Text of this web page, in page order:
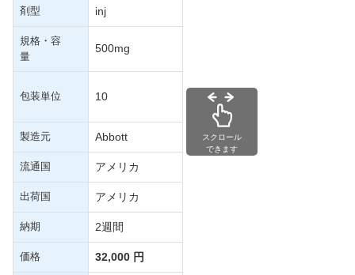
剤型 inj
規格・容
量
500mg
包装単位 10
製造元 Abbott
流通国 アメリカ
出荷国 アメリカ
納期 2週間
価格 32,000 円
スクロール
できます